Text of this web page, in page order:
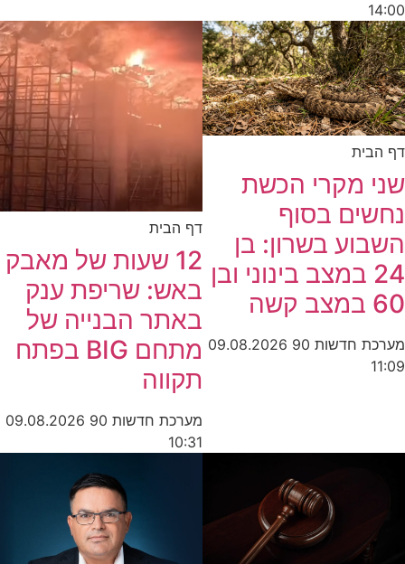
14:00
דף הבית
שני מקרי הכשת
נחשים בסוף
השבוע בשרון: בן
24 במצב בינוני ובן
60 במצב קשה
מערכת חדשות 90
09.08.2026
11:09
דף הבית
12 שעות של מאבק
באש: שריפת ענק
באתר הבנייה של
מתחם BIG בפתח
תקווה
מערכת חדשות 90
09.08.2026
10:31